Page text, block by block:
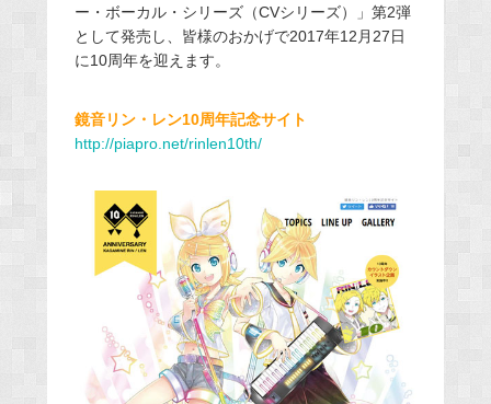
ー・ボーカル・シリーズ（CVシリーズ）」第2弾
として発売し、皆様のおかげで2017年12月27日
に10周年を迎えます。
鏡音リン・レン10周年記念サイト
http://piapro.net/rinlen10th/